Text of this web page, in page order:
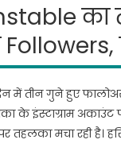
का
में तीन गुने हुए
के इंस्टाग्राम
तहलका मचा रही है।